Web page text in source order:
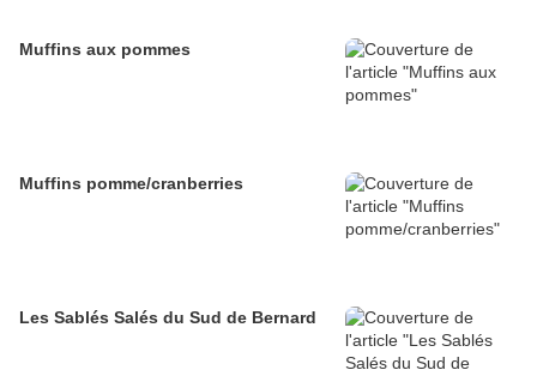
Muffins aux pommes
Muffins pomme/cranberries
Les Sablés Salés du Sud de Bernard